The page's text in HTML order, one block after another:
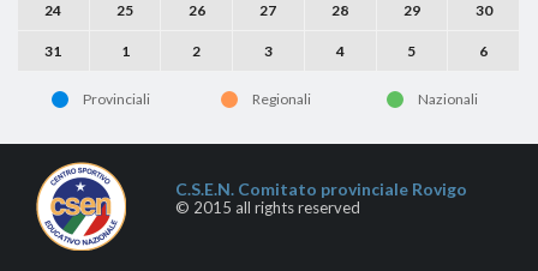
24 25 26 27 28 29 30
31 1 2 3 4 5 6
Provinciali Regionali Nazionali
C.S.E.N. Comitato provinciale Rovigo
© 2015 all rights reserved